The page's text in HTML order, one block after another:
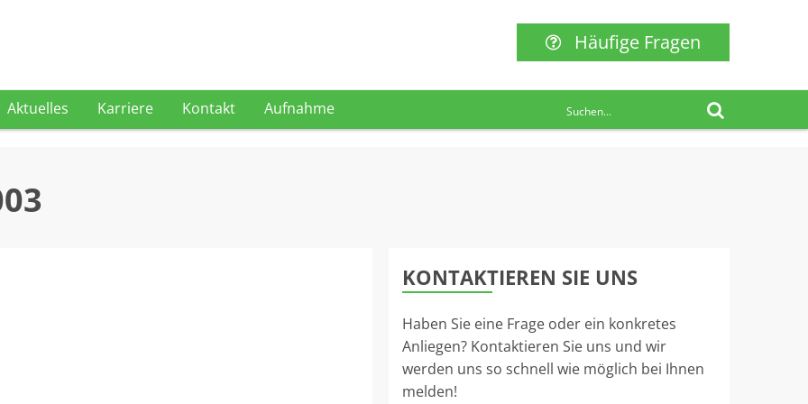
Häufige Fragen
Aktuelles Karriere Kontakt Aufnahme
KONTAKTIEREN SIE UNS
Haben Sie eine Frage oder ein konkretes
Anliegen? Kontaktieren Sie uns und wir
werden uns so schnell wie möglich bei Ihnen
melden!